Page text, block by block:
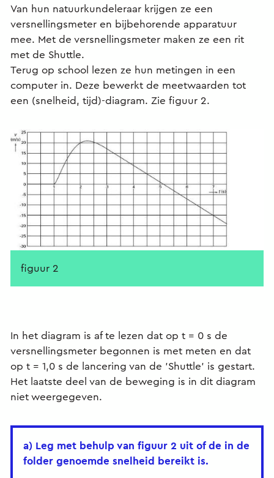
Van hun natuurkundeleraar krijgen ze een
versnellingsmeter en bijbehorende apparatuur
mee. Met de versnellingsmeter maken ze een rit
met de Shuttle.
Terug op school lezen ze hun metingen in een
computer in. Deze bewerkt de meetwaarden tot
een (snelheid, tijd)-diagram. Zie figuur 2.
figuur 2
In het diagram is af te lezen dat op t = 0 s de
versnellingsmeter begonnen is met meten en dat
op t = 1,0 s de lancering van de 'Shuttle' is gestart.
Het laatste deel van de beweging is in dit diagram
niet weergegeven.
a) Leg met behulp van figuur 2 uit of de in de
folder genoemde snelheid bereikt is.